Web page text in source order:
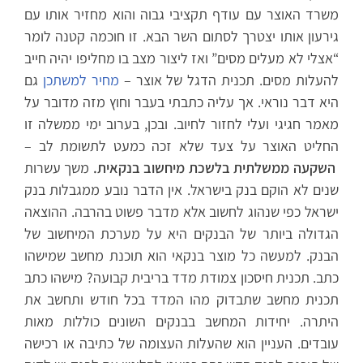
משרד האוצר עם עודף תקציבי גבוה והוא מחזיר אותו עם
גירעון אותו יצטרך לסתום השר הבא. זו חוכמה קטנה לומר
“אצלי לא מעלים מסים” ואז ליצור מצב בו מחליפו יהיה חייב
להעלות מסים. תכנית הדגל של אוצר – מחיר למשתכן גם
היא דבר נוראי. אך עליה כתבתי בעבר וחוץ מזה מדובר על
מאמר חגיגי ועלי לחזור לחיוב. ובכן, בערוב ימי ממשלה זו
החליט האוצר על צעד שלא זכה כמעט לתשומת לב –
השקעה ממשלתית בלשכת מיחשוב בנקאית. משך עשרות
שנים לא הוקם בנק בישראל. אין הדבר נובע ממגבלות בנק
ישראל כפי שנהוג לחשוב אלא מדבר פשוט בהרבה. ההוצאה
הגדולה ביותר של הבנקים היא על מערכת המיחשוב של
הבנק. למעשה כל מוצר בנקאי הוא תוכנת מחשב שמישהו
כתב. תכנית חיסכון צמודת מדד בריבית קבועה? מישהו כתב
תכנית מחשב שתבדוק מהו המדד בכל חודש ותחשב את
היתרה. יחידות המחשב בבנקים השונים כוללות מאות
עובדים. העניין הוא שהעלות העצומה של כתיבה או רכישה